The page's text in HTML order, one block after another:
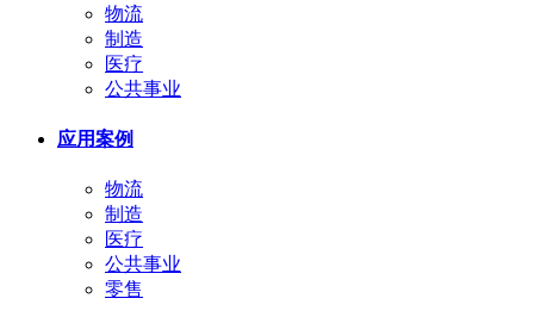
物流
制造
医疗
公共事业
应用案例
物流
制造
医疗
公共事业
零售